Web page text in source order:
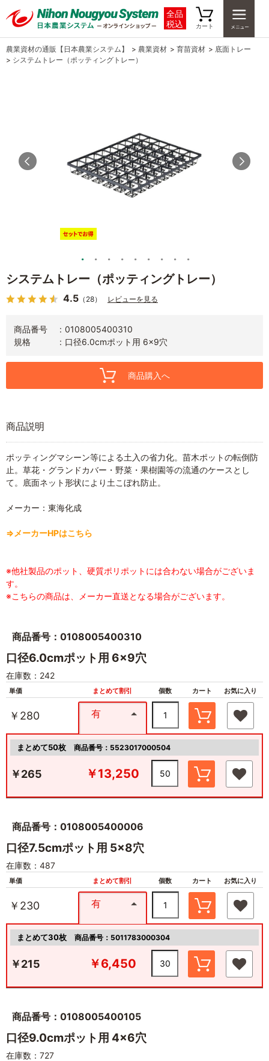
全品
税込
カート
農業資材の通販【日本農業システム】 > 農業資材 > 育苗資材 > 底面トレー
> システムトレー（ポッティングトレー）
システムトレー（ポッティングトレー）
4.5 （28） レビューを見る
商品番号
0108005400310
規格
口径6.0cmポット用 6×9穴
商品購入へ
商品説明
ポッティングマシーン等による土入の省力化。苗木ポットの転倒防
止。草花・グランドカバー・野菜・果樹園等の流通のケースとし
て。底面ネット形状により土こぼれ防止。
メーカー：東海化成
⇒メーカーHPはこちら
※他社製品のポット、硬質ポリポットには合わない場合がございま
す。
※こちらの商品は、メーカー直送となる場合がございます。
商品番号：0108005400310
口径6.0cmポット用 6×9穴
在庫数：242
単価 まとめて割引 個数 カート お気に入り
￥280 有
まとめて50枚 商品番号：5523017000504
￥265 ￥13,250
商品番号：0108005400006
口径7.5cmポット用 5×8穴
在庫数：487
単価 まとめて割引 個数 カート お気に入り
￥230 有
まとめて30枚 商品番号：5011783000304
￥215 ￥6,450
商品番号：0108005400105
口径9.0cmポット用 4×6穴
在庫数：727